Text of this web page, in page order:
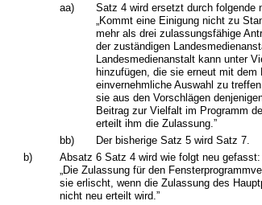
aa)
Satz 4 wird ersetzt durch folgende
„Kommt eine Einigung nicht zu
mehr als drei zulassungsfähige
der zuständigen
Landesmedienanstalt kann unter
hinzufügen, die sie erneut mit
einvernehmliche Auswahl zu
sie aus den Vorschlägen
Beitrag zur Vielfalt im Programm
erteilt ihm die Zulassung.”
bb)
Der bisherige Satz 5 wird Satz 7.
b)
Absatz 6 Satz 4 wird wie folgt neu gefasst:
„Die Zulassung für den
sie erlischt, wenn die Zulassung des
nicht neu erteilt wird.”